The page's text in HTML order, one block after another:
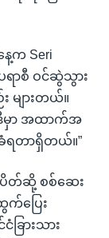
က Seri
ရာစီ ဝင်ဆွဲသွား
များတယ်။
ဒီမှာ အထာက်အ
ရတာရှိတယ်။”
ပိတ်ဆို့ စစ်ဆေး
ပြေး
ြားသား